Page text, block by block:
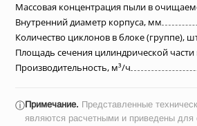
Массовая концентрация пыли в
Внутренний диаметр корпуса, мм
Количество циклонов в блоке (группе),
Площадь сечения цилиндрической
Производительность, м³/ч
ⓘПримечание. Представленные
являются расчетными и приведены для